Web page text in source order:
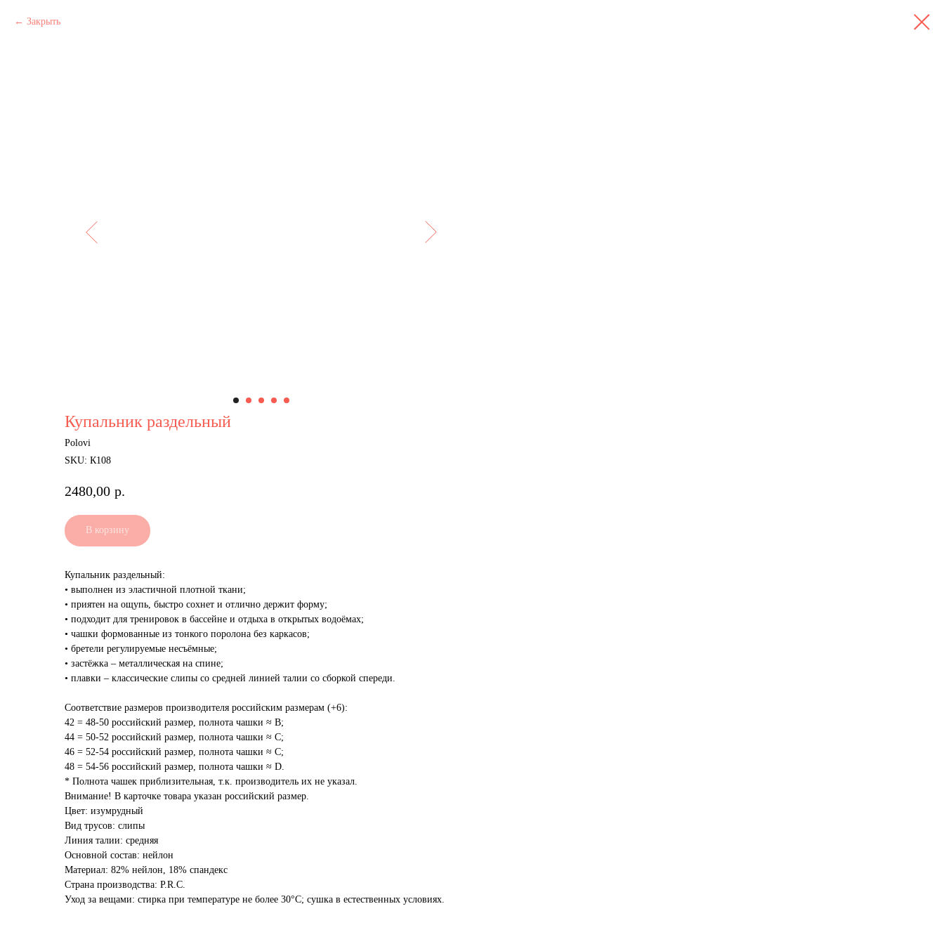
Закрыть
Купальник раздельный
Polovi
SKU: К108
2480,00 р.
В корзину
Купальник раздельный:
• выполнен из эластичной плотной ткани;
• приятен на ощупь, быстро сохнет и отлично держит форму;
• подходит для тренировок в бассейне и отдыха в открытых водоёмах;
• чашки формованные из тонкого поролона без каркасов;
• бретели регулируемые несъёмные;
• застёжка – металлическая на спине;
• плавки – классические слипы со средней линией талии со сборкой спереди.
Соответствие размеров производителя российским размерам (+6):
42 = 48-50 российский размер, полнота чашки ≈ B;
44 = 50-52 российский размер, полнота чашки ≈ C;
46 = 52-54 российский размер, полнота чашки ≈ C;
48 = 54-56 российский размер, полнота чашки ≈ D.
* Полнота чашек приблизительная, т.к. производитель их не указал.
Внимание! В карточке товара указан российский размер.
Цвет: изумрудный
Вид трусов: слипы
Линия талии: средняя
Основной состав: нейлон
Материал: 82% нейлон, 18% спандекс
Страна производства: P.R.C.
Уход за вещами: стирка при температуре не более 30°C; сушка в естественных условиях.